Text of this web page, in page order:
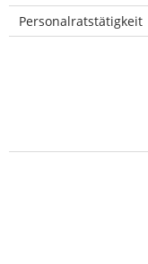
Personalratstätigkeit